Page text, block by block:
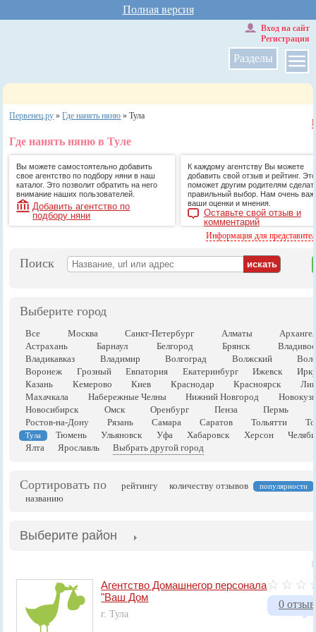
Полная версия
Разделы
Вход на сайт
Регистрация
Первенец.ру »Где нанять няню »Тула
Где нанять няню в Туле
Вы можете самостоятельно добавить
свое агентство по подбору няни в наш
каталог. Это позволит обратить на него
внимание наших пользователей.
Добавить агентство по
подбору няни
К каждому агентству Вы можете
добавить свой отзыв и рейтинг. Это
поможет другим родителям
правильный выбор. Нам очень
ваши оценки и мнения.
Оставьте свой отзыв и
комментарий
Информация для
Поиск
Выберите город
Все Москва Санкт-Петербург Алматы
Астрахань
Барнаул Белгород Брянск
Владикавказ
Владимир Волгоград Волжский
Воронеж
Грозный Евпатория Екатеринбург Ижевск
Казань
Кемерово Киев Краснодар Красноярск
Махачкала
Набережные Челны Нижний Новгород
Новосибирск
Омск Оренбург Пенза Пермь
Ростов-на-Дону
Рязань Самара Саратов Тольятти
Тула Тюмень Ульяновск Уфа Хабаровск Херсон
Ялта
Ярославль Выбрать другой город
Сортировать по рейтингу количеству отзывов популярности
названию
Выберите район
0
Агентство Домашнегор персонала
"Ваш Дом
г. Тула